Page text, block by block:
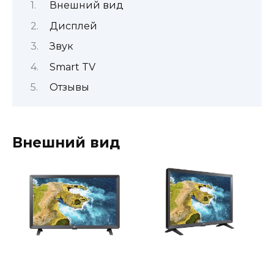
Внешний вид
Дисплей
Звук
Smart TV
Отзывы
Внешний вид